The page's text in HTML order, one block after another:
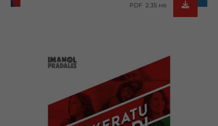
PDF 2.35 MB